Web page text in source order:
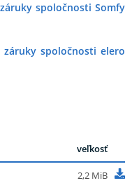
spoločnosti Somfy
spoločnosti elero
veľkosť
2,2 MiB